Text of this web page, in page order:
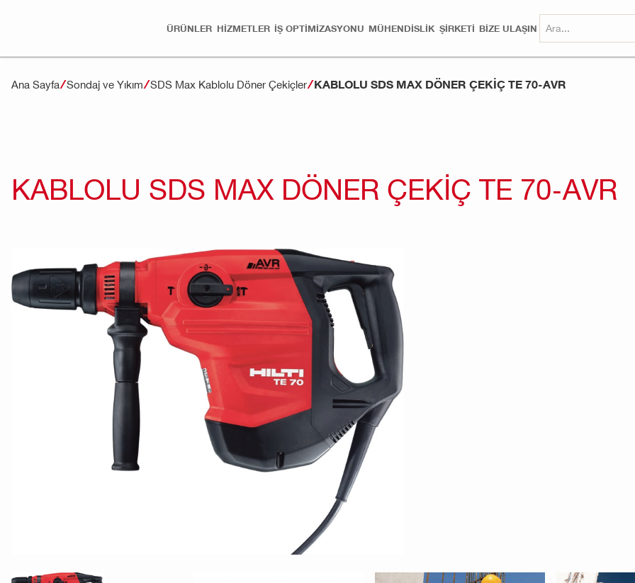
ÜRÜNLER HİZMETLER İŞ OPTIMIZASYONU MÜHENDISLIK ŞİRKETİ BİZE ULAŞIN
Ana Sayfa Sondaj ve Yıkım SDS Max Kablolu Döner Çekiçler KABLOLU SDS MAX DÖNER ÇEKIÇ TE 70-AVR
KABLOLU SDS MAX DÖNER ÇEKIÇ TE 70-AVR